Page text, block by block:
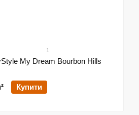
1
My Dream Bourbon Hills
Купити